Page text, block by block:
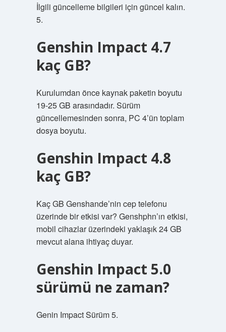
İlgili güncelleme bilgileri için güncel kalın.
5.
Genshin Impact 4.7
kaç GB?
Kurulumdan önce kaynak paketin boyutu
19-25 GB arasındadır. Sürüm
güncellemesinden sonra, PC 4’ün toplam
dosya boyutu.
Genshin Impact 4.8
kaç GB?
Kaç GB Genshande’nin cep telefonu
üzerinde bir etkisi var? Genshphn’ın etkisi,
mobil cihazlar üzerindeki yaklaşık 24 GB
mevcut alana ihtiyaç duyar.
Genshin Impact 5.0
sürümü ne zaman?
Genin Impact Sürüm 5.